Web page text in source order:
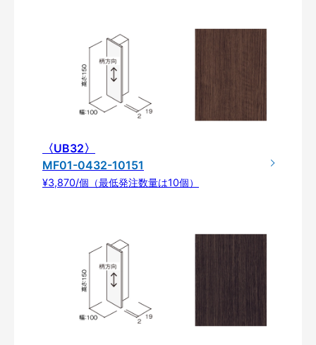
〈UB32〉
MF01-0432-10151
¥3,870/個（最低発注数量は10個）